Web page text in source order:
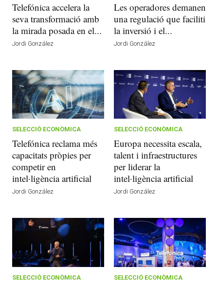
Telefónica accelera la
seva transformació amb
la mirada posada en el...
Jordi González
Les operadores demanen
una regulació que faciliti
la inversió i el...
Jordi González
SELECCIÓ ECONÒMICA
Telefónica reclama més
capacitats pròpies per
competir en
intel·ligència artificial
Jordi González
SELECCIÓ ECONÒMICA
Europa necessita escala,
talent i infraestructures
per liderar la
intel·ligència artificial
Jordi González
SELECCIÓ ECONÒMICA SELECCIÓ ECONÒMICA